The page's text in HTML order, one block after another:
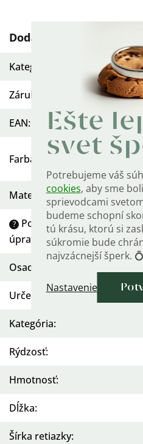
Ešte
svet
Potrebujeme váš
cookies, aby sme
sprievodcami
budeme schopní
tú krásu, ktorú si
súkromie bude
najvzácnejší šperk. 💍
Nastavenie
Dodatočné parametre
Kategória
Záruka
EAN:
Farba
Materiál:
?
Povrchová
úprava
Osadenie
Určenie :
Kategória:
Rýdzosť:
Hmotnosť:
Dĺžka:
Šírka retiazky: